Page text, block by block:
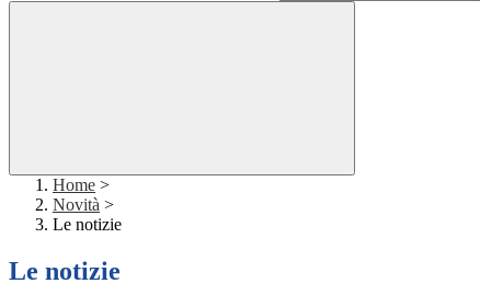
Home >
Novità >
Le notizie
Le notizie